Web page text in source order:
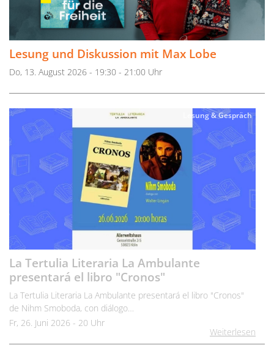
Lesung und Diskussion mit Max Lobe
Do, 13. August 2026 - 19:30 - 21:00 Uhr
Lesung & Gespräch
La Tertulia Literaria La Ambulante
presentará el libro "Cronos"
La Tertulia Literaria La Ambulante presentará el libro "Cronos"
de Nihm Smoboda, con diálogo…
Fr, 26. Juni 2026 - 20 Uhr
Weiterlesen